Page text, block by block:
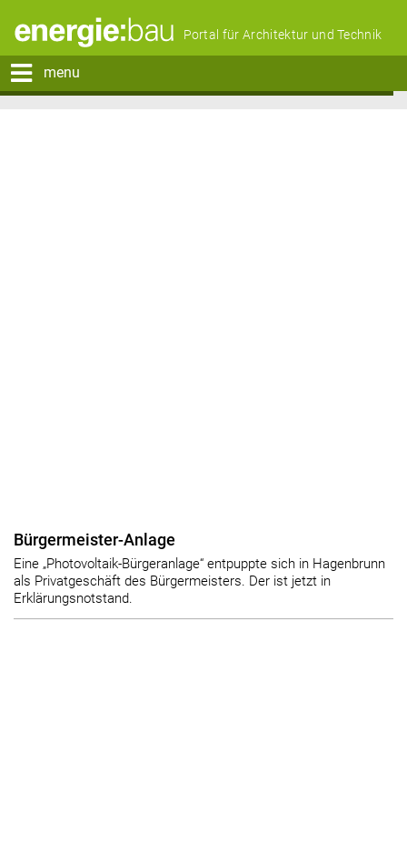
Portal für Architektur und Technik
menu
Bürgermeister-Anlage
Eine „Photovoltaik-Bürgeranlage“ entpuppte sich in Hagenbrunn
als Privatgeschäft des Bürgermeisters. Der ist jetzt in
Erklärungsnotstand.